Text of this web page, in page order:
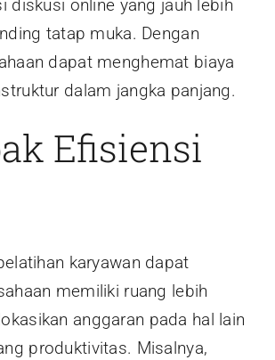
diskusi online yang jauh lebih
tatap muka. Dengan
dapat menghemat biaya
dalam jangka panjang.
Efisiensi
karyawan dapat
memiliki ruang lebih
anggaran pada hal lain
produktivitas. Misalnya,